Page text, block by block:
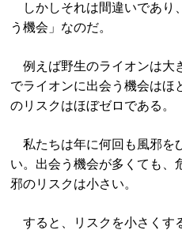
しかしそれは間違いであり
う機会」なのだ。
例えば野生のライオンは大
でライオンに出会う機会はほ
のリスクはほぼゼロである。
私たちは年に何回も風邪を
い。出会う機会が多くても、
邪のリスクは小さい。
すると、リスクを小さくす